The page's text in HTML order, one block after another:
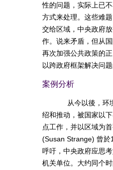
性的问题，实际上已
方式来处理。这些难
交给区域，中央政府
作。说来矛盾，但从
再次加强公共政策的
以跨政府框架解决问题
案例分析
从今以後，环
绍和推动，被国家以
点工作，并以区域为
(Susan Strange) 曾於
呼吁，中央政府应思
机关单位。大约同个